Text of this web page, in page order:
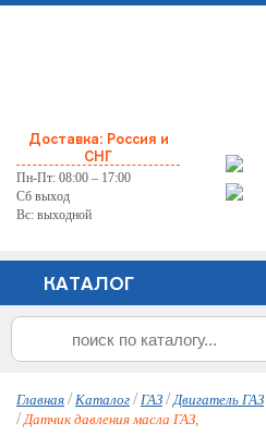
Доставка: Россия и
СНГ
Пн-Пт: 08:00 – 17:00
Сб выход
Вс: выходной
КАТАЛОГ
Главная / Каталог / ГАЗ / Двигатель ГАЗ
/ Датчик давления масла ГАЗ,